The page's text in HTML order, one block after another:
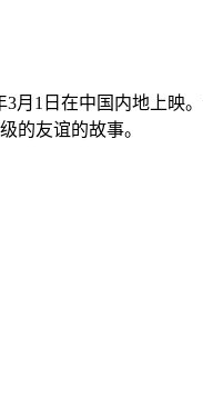
3月1日在中国内地上映
的友谊的故事。